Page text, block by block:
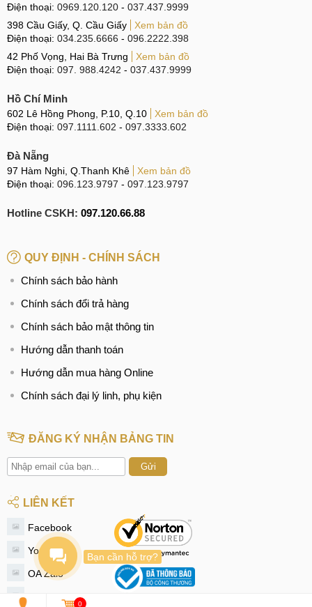
CN 4:123 Trần Quang Khải, Quận 1
Hotline:0969.520.520
CN 5:602 Lê Hồng Phong, Quận 10
Tại Đà Nẵng
Hotline:
Từ khóa tìm kiếm liên quan:
Sửa iPad Air mất nguồn giá rẻ
Sửa iPad Air 2 mất nguồn ở hn
Sửa iPad Air 2 bị mất nguồn ở hcm
Điện thoại: 0969.120.120 - 037.437.9999
398 Cầu Giấy, Q. Cầu Giấy
Xem bản đồ
Điện thoại: 034.235.6666 - 096.2222.398
42 Phố Vọng, Hai Bà Trưng
Xem bản đồ
Điện thoại: 097. 988.4242 - 037.437.9999
Hồ Chí Minh
602 Lê Hồng Phong, P.10, Q.10
Xem bản đồ
Điện thoại: 097.1111.602 - 097.3333.602
Đà Nẵng
97 Hàm Nghi, Q.Thanh Khê
Xem bản đồ
Điện thoại: 096.123.9797 - 097.123.9797
Hotline CSKH: 097.120.66.88
QUY ĐỊNH - CHÍNH SÁCH
Chính sách bảo hành
Chính sách đổi trả hàng
Chính sách bảo mật thông tin
Hướng dẫn thanh toán
Hướng dẫn mua hàng Online
Chính sách đại lý linh, phụ kiện
ĐĂNG KÝ NHẬN BẢNG TIN
Gửi
LIÊN KẾT
Facebook
Youtube
OA Zalo
0
Bạn cần hỗ trợ?